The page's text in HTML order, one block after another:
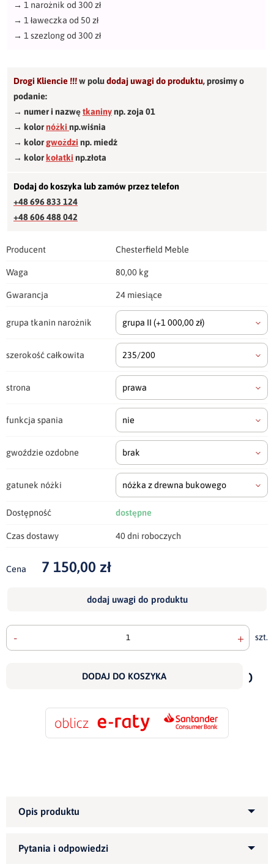
→ 1 narożnik od 300 zł
→ 1 ławeczka od 50 zł
→ 1 szezlong od 300 zł
Drogi Kliencie !!!w poludodaj uwagi do produktu,prosimy o
podanie:
→ numer i nazwętkaninynp. zoja 01
→ kolornóżki np.wiśnia
→ kolorgwożdzi np. miedź
→ kolorkołatki np.złota
Dodaj do koszyka lub zamów przez telefon
+48 696 833 124
+48 606 488 042
Producent Chesterfield Meble
Waga 80,00 kg
Gwarancja 24 miesiące
grupa tkanin narożnik grupa II (+1 000,00 zł)
szerokość całkowita 235/200
strona prawa
funkcja spania nie
gwoździe ozdobne brak
gatunek nóżki nóżka z drewna bukowego
Dostępność dostępne
Czas dostawy 40 dni roboczych
Cena 7 150,00 zł
dodaj uwagi do produktu
- + szt.
DODAJ DO KOSZYKA
do